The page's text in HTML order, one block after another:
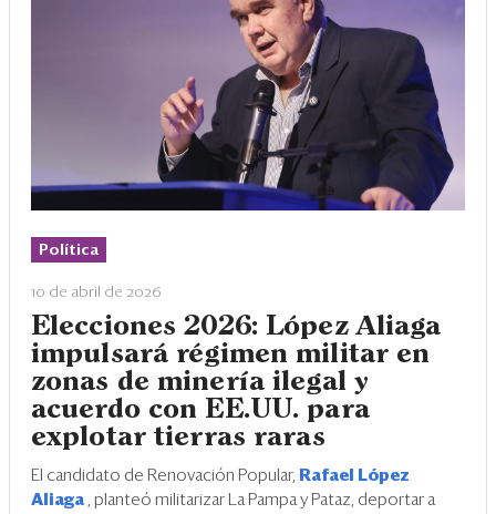
Política
10 de abril de 2026
Elecciones 2026: López Aliaga
impulsará régimen militar en
zonas de minería ilegal y
acuerdo con EE.UU. para
explotar tierras raras
El candidato de Renovación Popular, Rafael López
Aliaga
, planteó militarizar La Pampa y Pataz, deportar a